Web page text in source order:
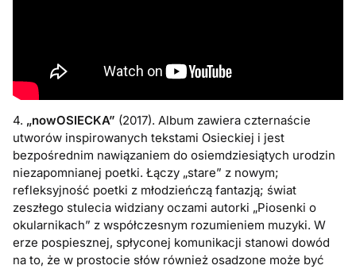
4. „nowOSIECKA” (2017). Album zawiera czternaście
utworów inspirowanych tekstami Osieckiej i jest
bezpośrednim nawiązaniem do osiemdziesiątych urodzin
niezapomnianej poetki. Łączy „stare” z nowym;
refleksyjność poetki z młodzieńczą fantazją; świat
zeszłego stulecia widziany oczami autorki „Piosenki o
okularnikach” z współczesnym rozumieniem muzyki. W
erze pospiesznej, spłyconej komunikacji stanowi dowód
na to, że w prostocie słów również osadzone może być